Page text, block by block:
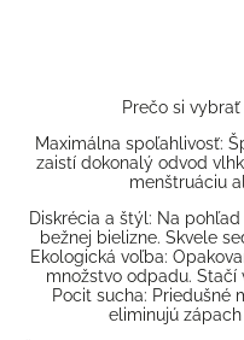
Prečo si
Maximálna spoľahlivosť:
zaistí dokonalý odvod
menštruáciu
Diskrécia a štýl: Na
bežnej bielizne. Skvele
Ekologická voľba:
množstvo odpadu. Stačí
Pocit sucha: Priedušné
eliminujú